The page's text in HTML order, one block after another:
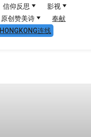
信仰反思
影视
原创赞美诗
奉献
HONGKONG连线